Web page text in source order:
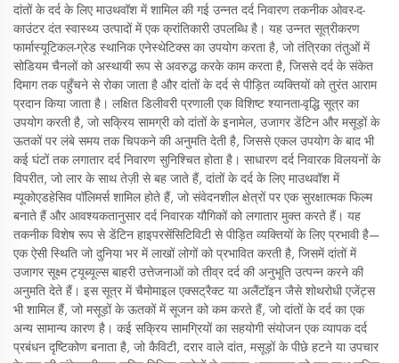
दांतों के दर्द के लिए माउथवॉश में शामिल की गई उन्नत दर्द निवारण तकनीक ओवर-द-
काउंटर दंत स्वास्थ्य उत्पादों में एक क्रांतिकारी उपलब्धि है। यह उन्नत सूत्रीकरण
फार्मास्यूटिकल-ग्रेड स्थानिक एनेस्थेटिक्स का उपयोग करता है, जो तंत्रिका तंतुओं में
सोडियम चैनलों को अस्थायी रूप से अवरुद्ध करके काम करता है, जिससे दर्द के संकेत
दिमाग तक पहुँचने से रोका जाता है और दांतों के दर्द से पीड़ित व्यक्तियों को तुरंत आराम
प्रदान किया जाता है। लक्षित डिलीवरी प्रणाली एक विशिष्ट श्यानता-वृद्धि सूत्र का
उपयोग करती है, जो सक्रिय सामग्री को दांतों के इनामेल, उजागर डेंटिन और मसूड़ों के
ऊतकों पर लंबे समय तक चिपकने की अनुमति देती है, जिससे एकल उपयोग के बाद भी
कई घंटों तक लगातार दर्द निवारण सुनिश्चित होता है। साधारण दर्द निवारक विलयनों के
विपरीत, जो लार के साथ तेज़ी से बह जाते हैं, दांतों के दर्द के लिए माउथवॉश में
म्यूकोएडहेसिव पॉलिमर्स शामिल होते हैं, जो संवेदनशील क्षेत्रों पर एक सुरक्षात्मक फिल्म
बनाते हैं और आवश्यकतानुसार दर्द निवारक यौगिकों को लगातार मुक्त करते हैं। यह
तकनीक विशेष रूप से डेंटिन हाइपरसेंसिटिविटी से पीड़ित व्यक्तियों के लिए प्रभावी है—
एक ऐसी स्थिति जो दुनिया भर में लाखों लोगों को प्रभावित करती है, जिसमें दांतों में
उजागर सूक्ष्म ट्यूब्यूल्स बाहरी उत्तेजनाओं को तीव्र दर्द की अनुभूति उत्पन्न करने की
अनुमति देते हैं। इस सूत्र में चैमोमाइल एक्सट्रैक्ट या अलैंटॉइन जैसे शोथरोधी एजेंट्स
भी शामिल हैं, जो मसूड़ों के ऊतकों में सूजन को कम करते हैं, जो दांतों के दर्द का एक
अन्य सामान्य कारण है। कई सक्रिय सामग्रियों का सहयोगी संयोजन एक व्यापक दर्द
प्रबंधन दृष्टिकोण बनाता है, जो कैविटी, दरार वाले दांत, मसूड़ों के पीछे हटने या उपचार